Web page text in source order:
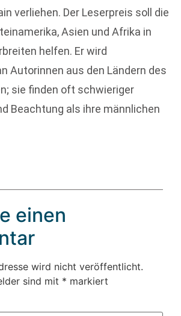
verliehen. Der Leserpreis soll die
Asien und Afrika in
helfen. Er wird
Autorinnen aus den Ländern des
sie finden oft schwieriger
Beachtung als ihre männlichen
einen
wird nicht veröffentlicht.
sind mit * markiert